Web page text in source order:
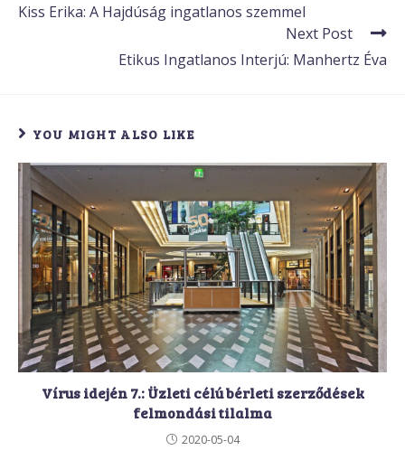
Kiss Erika: A Hajdúság ingatlanos szemmel
Next Post
Etikus Ingatlanos Interjú: Manhertz Éva
YOU MIGHT ALSO LIKE
Vírus idején 7.: Üzleti célú bérleti szerződések
felmondási tilalma
2020-05-04